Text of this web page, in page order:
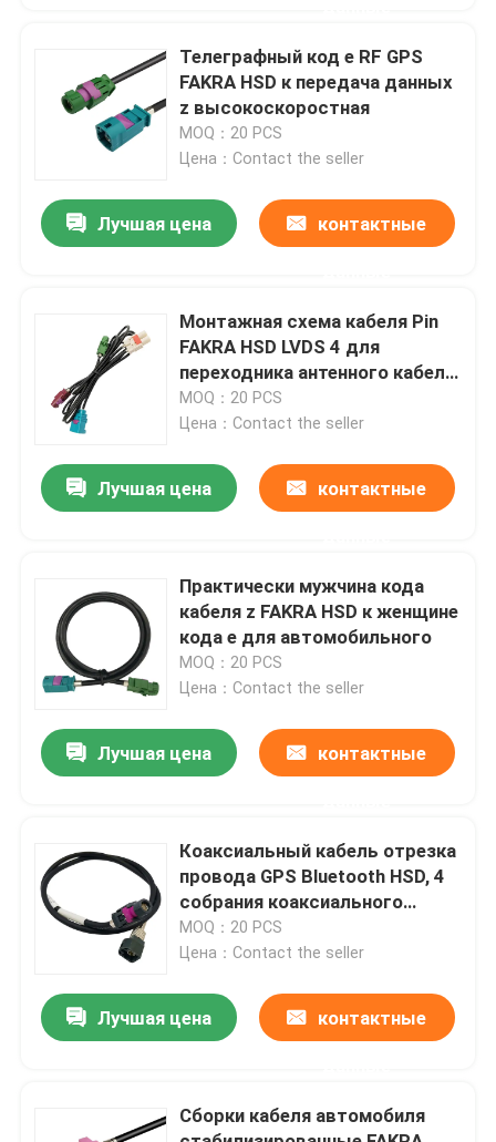
Дом
Видео
Тур по фабрике
Контроль качества
Свяжитесь с нами
Сделать запрос
Соединитель PCB FAKRA
Телеграфный код e RF GPS
FAKRA HSD к передача данных
z высокоскоростная
MOQ：20 PCS
Цена：Contact the seller
Лучшая цена контактные
Монтажная схема кабеля Pin
FAKRA HSD LVDS 4 для
переходника антенного кабеля
автомобиля
MOQ：20 PCS
Цена：Contact the seller
Лучшая цена контактные
Практически мужчина кода
кабеля z FAKRA HSD к женщине
кода e для автомобильного
MOQ：20 PCS
Цена：Contact the seller
Лучшая цена контактные
Коаксиальный кабель отрезка
провода GPS Bluetooth HSD, 4
собрания коаксиального
кабеля Pin LVDS FAKRA
MOQ：20 PCS
Цена：Contact the seller
Лучшая цена контактные
Сборки кабеля автомобиля